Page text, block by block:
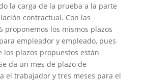
la carga de la prueba a la parte
contractual. Con las
proponemos los mismos plazos
empleador y empleado, pues
los plazos propuestos están
da un mes de plazo de
el trabajador y tres meses para el